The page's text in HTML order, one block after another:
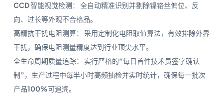
CCD 智能视觉检测： 全自动精准识别并剔除镍铬丝偏位、反
向、过长等外观不合格品。
高精抗干扰电阻测算： 采用定制化电阻取值算法，有效排除外界
干扰，确保电阻测量精度达到行业顶尖水平。
全生命周期质量追踪： 实行严格的“每日首件技术员签字确认
制”，生产过程中每半小时高频抽检并实时统计，确保每一批次
产品100%可追溯。